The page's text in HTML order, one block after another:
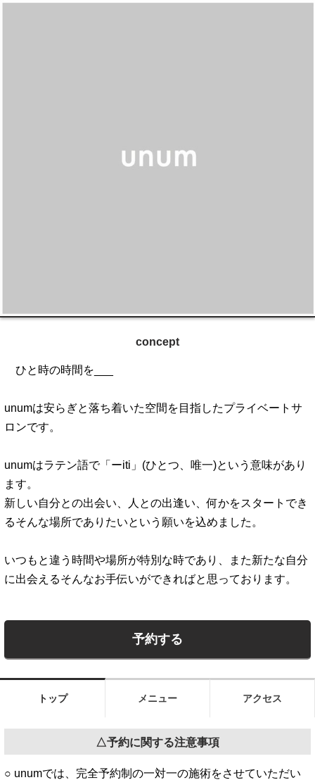
concept
ひと時の時間を___
unumは安らぎと落ち着いた空間を目指したプライベートサ
ロンです。
unumはラテン語で「ーiti」(ひとつ、唯一)という意味があり
ます。
新しい自分との出会い、人との出逢い、何かをスタートでき
るそんな場所でありたいという願いを込めました。
いつもと違う時間や場所が特別な時であり、また新たな自分
に出会えるそんなお手伝いができればと思っております。
トップ メニュー アクセス
△予約に関する注意事項
○ unumでは、完全予約制の一対一の施術をさせていただい